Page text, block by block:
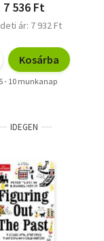
7 536 Ft
ár: 7 932 Ft
Kosárba
5 - 10 munkanap
IDEGEN